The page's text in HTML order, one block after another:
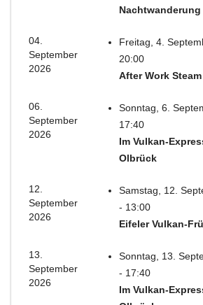
Nachtwanderung
04.
September
2026
Freitag, 4.
20:00
After Work
06.
September
2026
Sonntag, 6.
17:40
Im Vulkan-
Olbrück
12.
September
2026
Samstag, 12.
- 13:00
Eifeler Vulkan-
13.
September
2026
Sonntag, 13.
- 17:40
Im Vulkan-